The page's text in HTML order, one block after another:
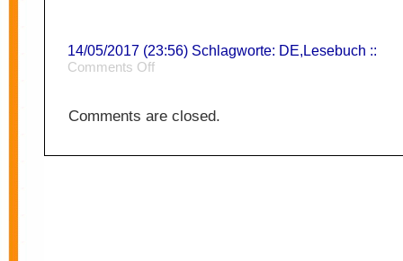
14/05/2017 (23:56) Schlagworte: DE,Lesebuch ::
Comments Offon
Comments are closed.